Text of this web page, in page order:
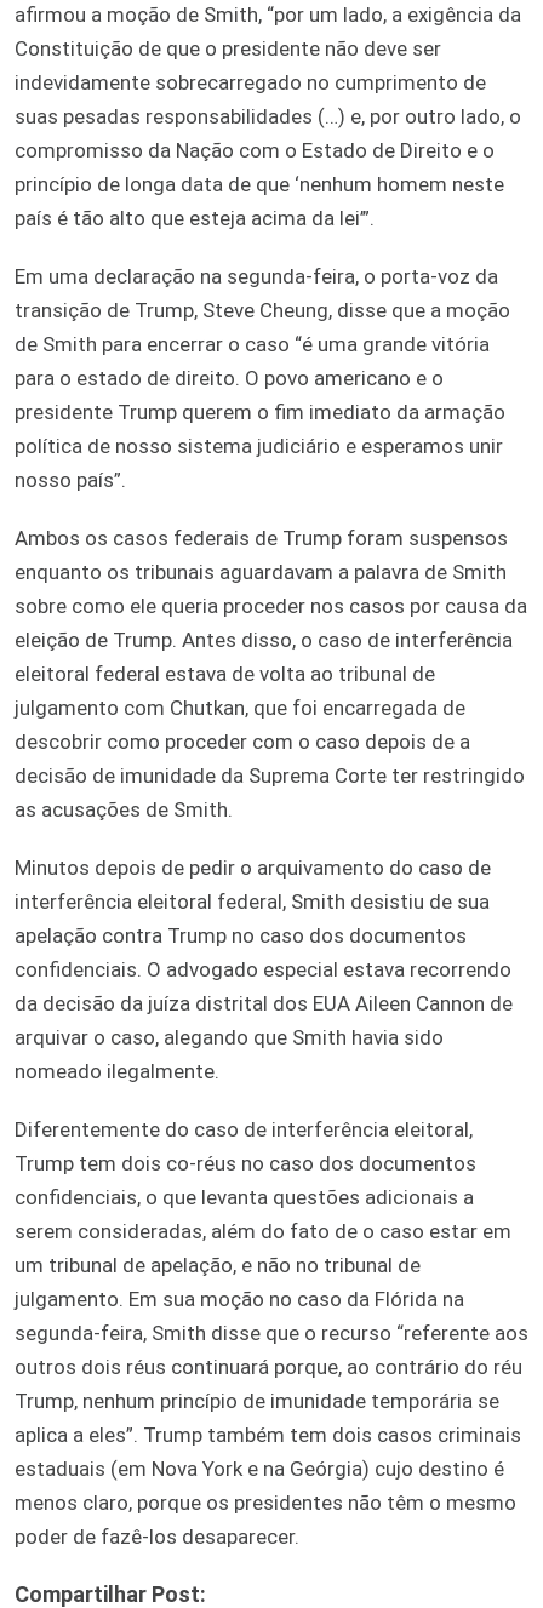
afirmou a moção de Smith, “por um lado, a exigência da
Constituição de que o presidente não deve ser
indevidamente sobrecarregado no cumprimento de
suas pesadas responsabilidades (…) e, por outro lado, o
compromisso da Nação com o Estado de Direito e o
princípio de longa data de que ‘nenhum homem neste
país é tão alto que esteja acima da lei’”.
Em uma declaração na segunda-feira, o porta-voz da
transição de Trump, Steve Cheung, disse que a moção
de Smith para encerrar o caso “é uma grande vitória
para o estado de direito. O povo americano e o
presidente Trump querem o fim imediato da armação
política de nosso sistema judiciário e esperamos unir
nosso país”.
Ambos os casos federais de Trump foram suspensos
enquanto os tribunais aguardavam a palavra de Smith
sobre como ele queria proceder nos casos por causa da
eleição de Trump. Antes disso, o caso de interferência
eleitoral federal estava de volta ao tribunal de
julgamento com Chutkan, que foi encarregada de
descobrir como proceder com o caso depois de a
decisão de imunidade da Suprema Corte ter restringido
as acusações de Smith.
Minutos depois de pedir o arquivamento do caso de
interferência eleitoral federal, Smith desistiu de sua
apelação contra Trump no caso dos documentos
confidenciais. O advogado especial estava recorrendo
da decisão da juíza distrital dos EUA Aileen Cannon de
arquivar o caso, alegando que Smith havia sido
nomeado ilegalmente.
Diferentemente do caso de interferência eleitoral,
Trump tem dois co-réus no caso dos documentos
confidenciais, o que levanta questões adicionais a
serem consideradas, além do fato de o caso estar em
um tribunal de apelação, e não no tribunal de
julgamento. Em sua moção no caso da Flórida na
segunda-feira, Smith disse que o recurso “referente aos
outros dois réus continuará porque, ao contrário do réu
Trump, nenhum princípio de imunidade temporária se
aplica a eles”. Trump também tem dois casos criminais
estaduais (em Nova York e na Geórgia) cujo destino é
menos claro, porque os presidentes não têm o mesmo
poder de fazê-los desaparecer.
Compartilhar Post: